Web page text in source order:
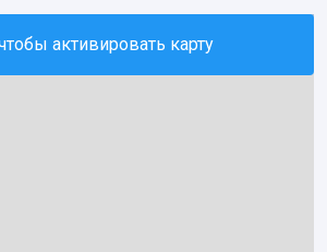
активировать карту